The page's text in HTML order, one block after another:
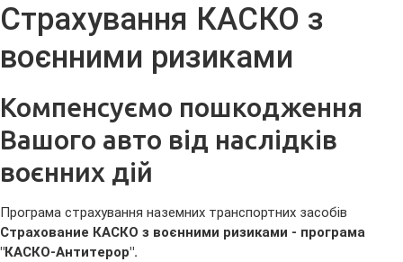
Страхування КАСКО з
воєнними ризиками
Компенсуємо пошкодження
Вашого авто від наслідків
воєнних дій
Програма страхування наземних транспортних засобів
Страхование КАСКО з воєнними ризиками - програма
"КАСКО-Антитерор".